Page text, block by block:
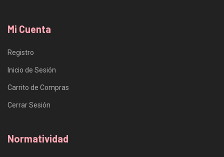
Mi Cuenta
Registro
Inicio de Sesión
Carrito de Compras
Cerrar Sesión
Normatividad